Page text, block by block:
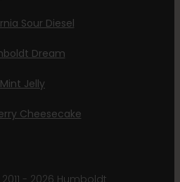
Sour Diesel
Dream
Mint Jelly
Cheesecake